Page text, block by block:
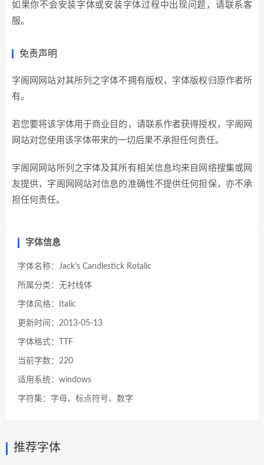
如果你不会安装字体或安装字体过程中出现问题，请联系客
服。
免责声明
字阁网网站对其所列之字体不拥有版权，字体版权归原作者所
有。
若您要将该字体用于商业目的，请联系作者获得授权，字阁网
网站对您使用该字体带来的一切后果不承担任何责任。
字阁网网站所列之字体及其所有相关信息均来自网络搜集或网
友提供，字阁网网站对信息的准确性不提供任何担保，亦不承
担任何责任。
字体信息
字体名称：Jack's Candlestick Rotalic
所属分类：无衬线体
字体风格：Italic
更新时间：2013-05-13
字体格式：TTF
当前字数：220
适用系统：windows
字符集：字母、标点符号、数字
推荐字体